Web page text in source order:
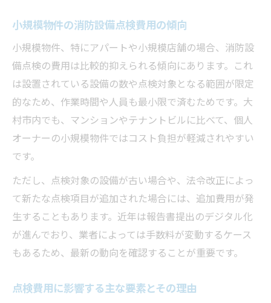
性
点検費用の相場感を把握するポイント
消防設備点検費用の相場感を正確に知る方
法
見積もり比較で隠れたコストに注意する
点検費用が高くなる要因と見直し方
消防設備点検費の年間予算を計画するコツ
消防設備点検を賢く依頼するための工夫
消防設備点検依頼時の賢い選択肢と手順
コスト削減に効く業者との交渉ポイント
点検対象設備の確認で費用を無駄なく抑え
る
消防設備点検の頻度と費用のバランスを考
小規模物件の消防設備点検費用の傾向
小規模物件、特にアパートや小規模店舗の場合、消防設
備点検の費用は比較的抑えられる傾向にあります。これ
は設置されている設備の数や点検対象となる範囲が限定
的なため、作業時間や人員も最小限で済むためです。大
村市内でも、マンションやテナントビルに比べて、個人
オーナーの小規模物件ではコスト負担が軽減されやすい
です。
ただし、点検対象の設備が古い場合や、法令改正によっ
て新たな点検項目が追加された場合には、追加費用が発
生することもあります。近年は報告書提出のデジタル化
が進んでおり、業者によっては手数料が変動するケース
もあるため、最新の動向を確認することが重要です。
点検費用に影響する主な要素とその理由